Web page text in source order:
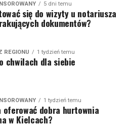
5 dni temu
się do wizyty u notariusza
dokumentów?
REGIONU 1 tydzień temu
chwilach dla siebie
1 tydzień temu
oferować dobra hurtownia
w Kielcach?